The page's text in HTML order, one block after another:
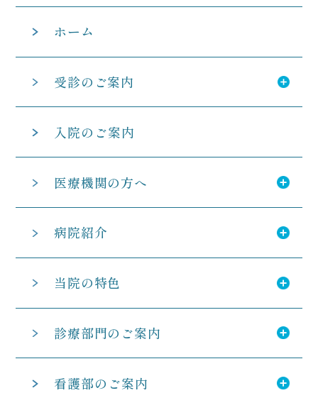
ホーム
受診のご案内
入院のご案内
医療機関の方へ
病院紹介
当院の特色
診療部門のご案内
看護部のご案内